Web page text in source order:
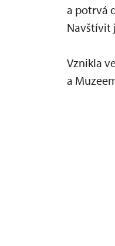
a potrvá
Navštívit
Vznikla
a